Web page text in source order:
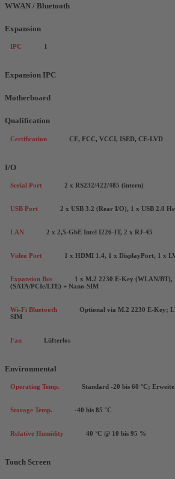
WWAN / Bluetooth
Expansion
IPC 1
Expansion IPC
Motherboard
Qualification
Certiﬁcation CE, FCC, VCCI, ISED, CE-LVD
I/O
Serial Port 2 x RS232/422/485 (intern)
USB Port 2 x USB 3.2 (Rear I/O), 1 x USB 2.0
LAN 2 x 2,5-GbE Intel I226-IT, 2 x RJ-45
Video Port 1 x HDMI 1.4, 1 x DisplayPort, 1 x
Expansion Bus
1 x M.2 2230 E-Key (WLAN/BT),
(SATA/PCIe/LTE) + Nano-SIM
Wi-Fi Bluetooth
Optional via M.2 2230 E-Key;
SIM
Fan Lüfterlos
Environmental
Operating Temp. Standard -20 bis 60 °C;
Storage Temp. -40 bis 85 °C
Relative Humidity 40 °C @ 10 bis 95 %
Touch Screen